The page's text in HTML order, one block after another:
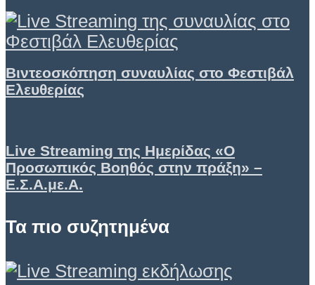
Βιντεοσκόπηση συναυλίας στο Φεστιβάλ
Ελευθερίας
Live Streaming της Ημερίδας «Ο
Προσωπικός Βοηθός στην πράξη» –
Ε.Σ.Α.με.Α.
Τα πιο συζητημένα